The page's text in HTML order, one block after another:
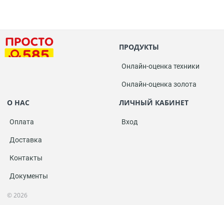
ПРОДУКТЫ
Онлайн-оценка техники
Онлайн-оценка золота
О НАС
Оплата
Доставка
Контакты
Документы
ЛИЧНЫЙ КАБИНЕТ
Вход
© 2026